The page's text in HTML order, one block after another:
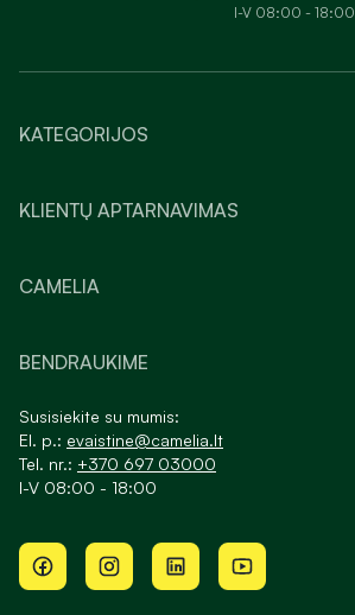
I-V 08:00 - 18:00
KATEGORIJOS
KLIENTŲ APTARNAVIMAS
CAMELIA
BENDRAUKIME
Susisiekite su mumis:
El. p.: evaistine@camelia.lt
Tel. nr.: +370 697 03000
I-V 08:00 - 18:00